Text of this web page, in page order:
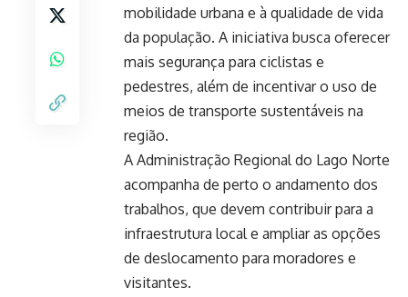
mobilidade urbana e à qualidade de vida
da população. A iniciativa busca oferecer
mais segurança para ciclistas e
pedestres, além de incentivar o uso de
meios de transporte sustentáveis na
região.
A Administração Regional do Lago Norte
acompanha de perto o andamento dos
trabalhos, que devem contribuir para a
infraestrutura local e ampliar as opções
de deslocamento para moradores e
visitantes.